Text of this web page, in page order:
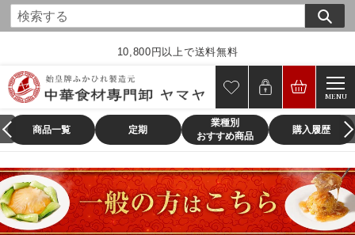
コ
ン
ツ
ス
キ
ッ
プ
す
る
10,800円以上で送料無料
MENU
商品一覧 定期
業種別
おすすめ商品
購入履歴